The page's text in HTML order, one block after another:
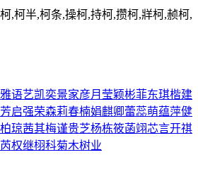
,柯半,柯条,操柯,持柯,攒柯,牂柯,赪柯,
雅语艺凯奕景家彦月 莹颖彬菲东琪楷建
芳启强荣森莉春楠娟麒卿蕾蕊萌蕴萍健
柏琼茜其梅谨贵芝杨栋筱菡翊芯言开祺
芮权继栩科菊木树业